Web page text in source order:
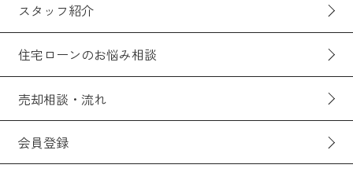
スタッフ紹介
住宅ローンのお悩み相談
売却相談・流れ
会員登録